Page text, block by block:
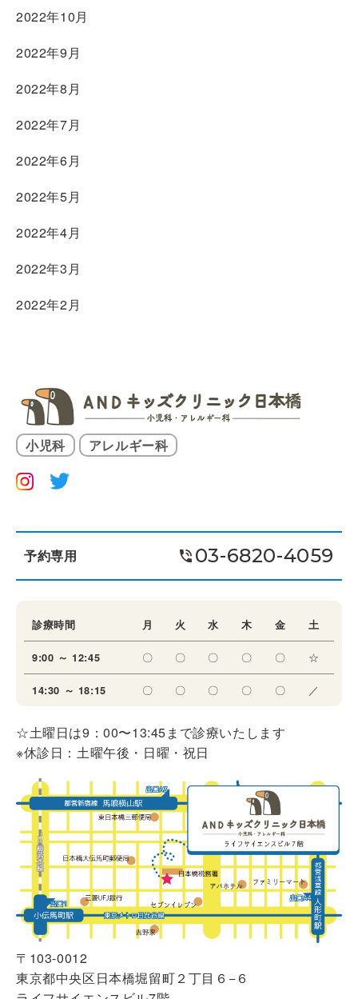
2022年10月
2022年9月
2022年8月
2022年7月
2022年6月
2022年5月
2022年4月
2022年3月
2022年2月
小児科 アレルギー科
予約専用 03-6820-4059
診療時間 月 火 水 木 金 土
9:00 ～ 12:45 〇 〇 〇 〇 〇 ☆
14:30 ～ 18:15 〇 〇 〇 〇 〇 ／
☆土曜日は9：00〜13:45まで診療いたします
※休診日：土曜午後・日曜・祝日
〒103-0012
東京都中央区日本橋堀留町２丁目６−６